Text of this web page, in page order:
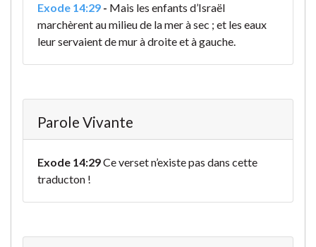
Exode 14:29 - Mais les enfants d’Israël
marchèrent au milieu de la mer à sec ; et les eaux
leur servaient de mur à droite et à gauche.
Parole Vivante
Exode 14:29Ce verset n’existe pas dans cette
traducton !